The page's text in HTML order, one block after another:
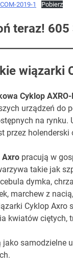
2019-1 Pobierz
teraz! 605
wiązarki
Cyklop AXRO-
urządzeń do
na rynku.
przez holenderski
Axro pracują w
takie jak
dymka,
marchew z
Cyklop Axro
kwiatów ciętych,
jako samodzielne